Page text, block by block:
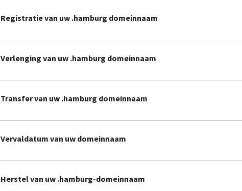
Registratie van uw .hamburg domeinnaam
Verlenging van uw .hamburg domeinnaam
Transfer van uw .hamburg domeinnaam
Vervaldatum van uw domeinnaam
Herstel van uw .hamburg-domeinnaam